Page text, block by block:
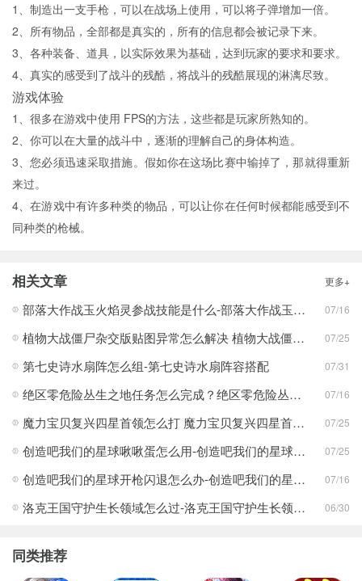
1、制造出一支手枪，可以在战场上使用，可以将子弹增加一倍。
2、所有物品，全部都是真实的，所有的信息都会被记录下来。
3、各种装备、道具，以实际效果为基础，达到玩家的要求和要求。
4、真实的感受到了战斗的残酷，将战斗的残酷展现的淋漓尽致。
游戏体验
1、很多在游戏中使用 FPS的方法，这些都是玩家所熟知的。
2、你可以在大量的战斗中，逐渐的理解自己的身体构造。
3、您必须迅速采取措施。假如你在这场比赛中输掉了，那就得重新
来过。
4、在游戏中有许多种类的物品，可以让你在任何时候都能感受到不
同种类的枪械。
相关文章 更多+
部落大作战玉火焰灵参战技能是什么-部落大作战玉火焰灵参战技能合集 07/16
植物大战僵尸杂交版贴图异常怎么解决 植物大战僵尸杂交版贴图异常教程 07/25
第七史诗水扇阵怎么组-第七史诗水扇阵容搭配 07/31
绝区零危险丛生之地任务怎么完成？绝区零危险丛生之地任务完成攻略 07/16
魔力宝贝复兴四星首领怎么打 魔力宝贝复兴四星首领打法合集 07/25
创造吧我们的星球啾啾蛋怎么用-创造吧我们的星球啾啾蛋使用攻略 07/25
创造吧我们的星球开枪闪退怎么办-创造吧我们的星球开枪闪退合集 07/16
洛克王国守护生长领域怎么过-洛克王国守护生长领域通关攻略 06/30
同类推荐